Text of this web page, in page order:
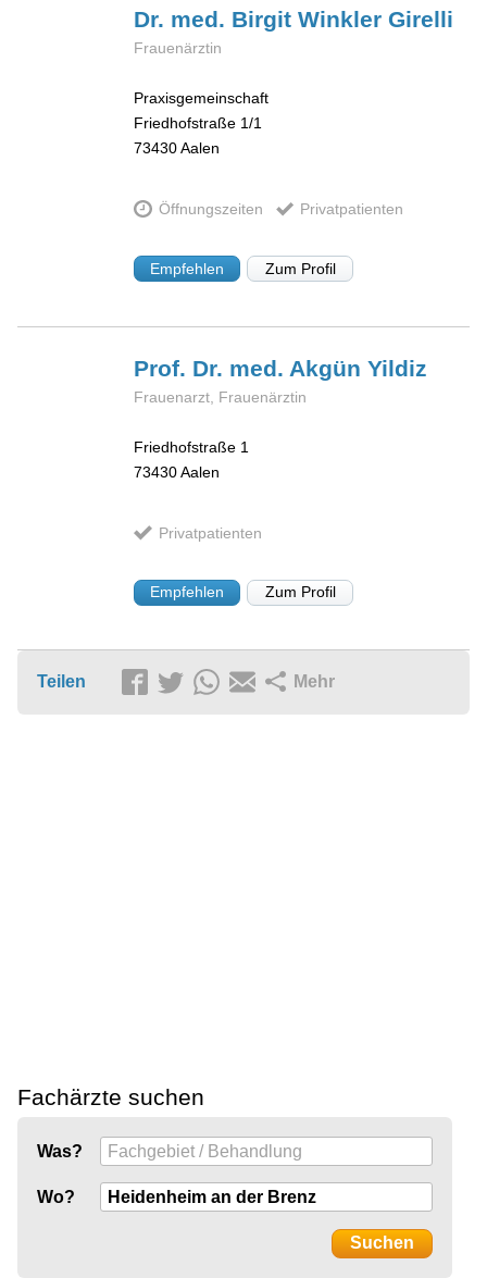
Dr. med. BirgitWinkler Girelli
Frauenärztin
Praxisgemeinschaft
Friedhofstraße 1/1
73430Aalen
Öffnungszeiten Privatpatienten
Empfehlen Zum Profil
Prof. Dr. med. AkgünYildiz
Frauenarzt, Frauenärztin
Friedhofstraße 1
73430Aalen
Privatpatienten
Empfehlen Zum Profil
Teilen Mehr
Fachärzte suchen
Was?
Wo?